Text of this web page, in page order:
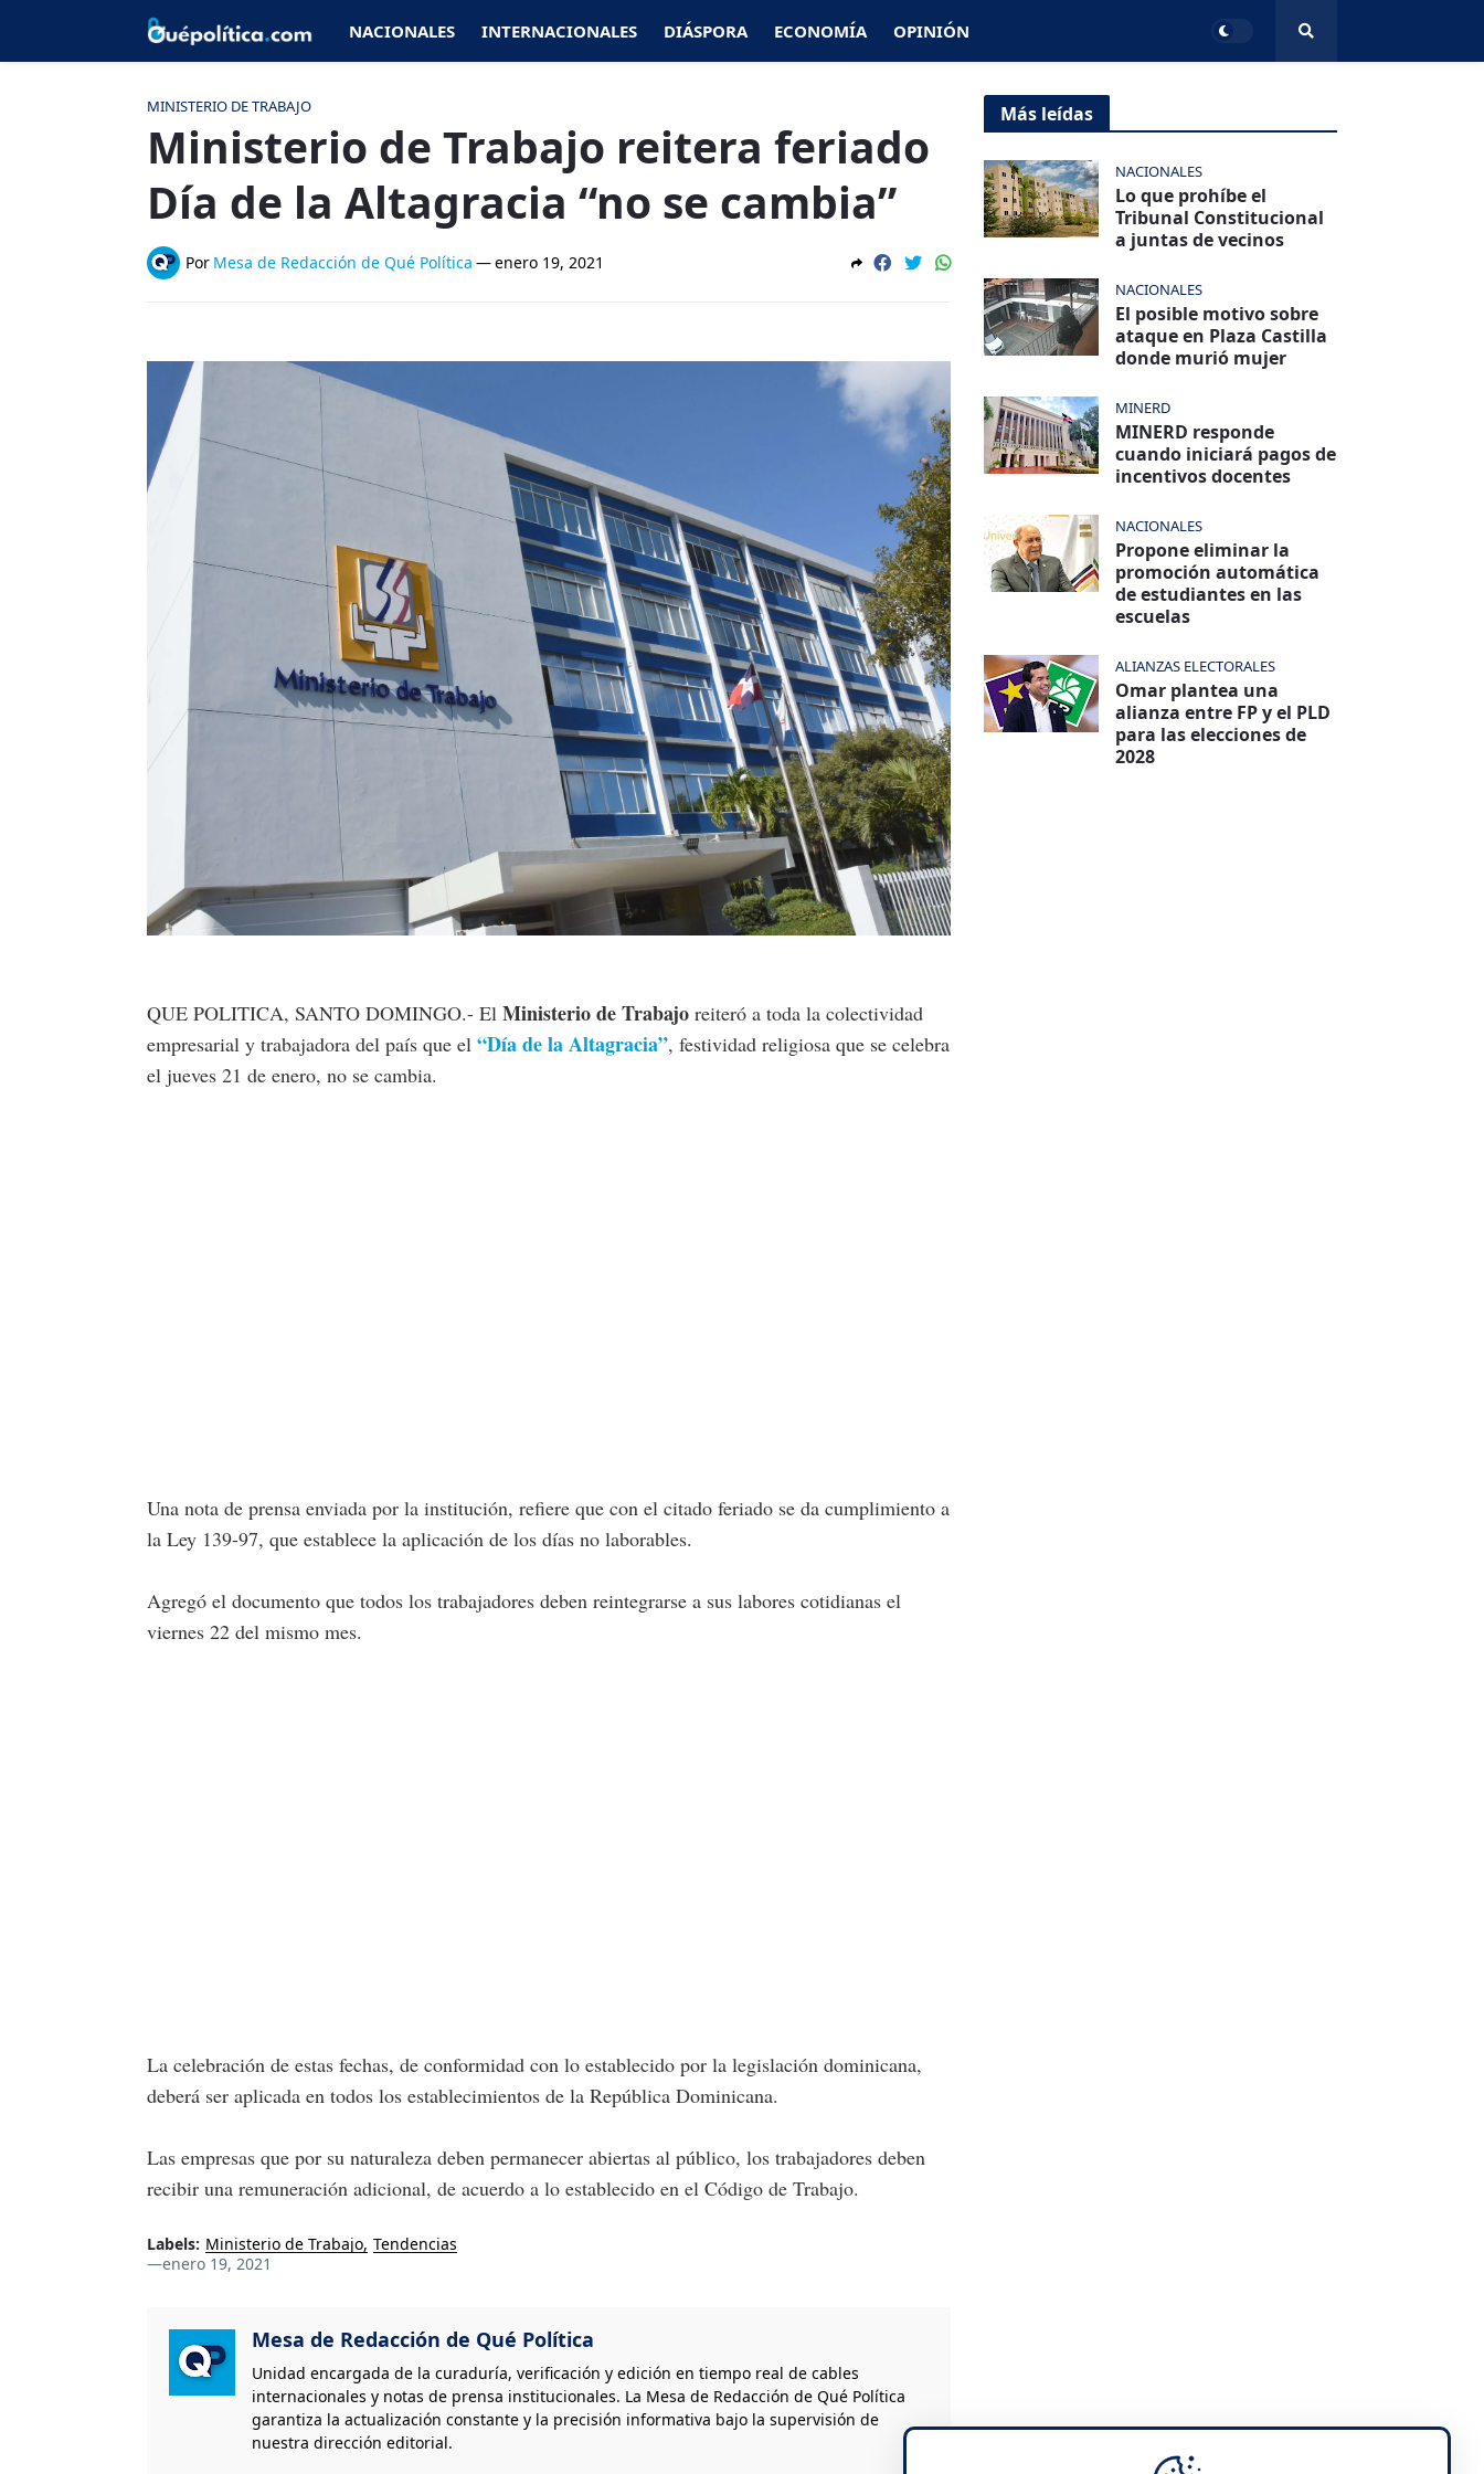
NACIONALES INTERNACIONALES DIÁSPORA ECONOMÍA OPINIÓN
MINISTERIO DE TRABAJO
Ministerio de Trabajo reitera feriado
Día de la Altagracia “no se cambia”
Por Mesa de Redacción de Qué Política —enero 19, 2021
QUE POLITICA, SANTO DOMINGO.- El Ministerio de Trabajo reiteró a toda la colectividad
empresarial y trabajadora del país que el “Día de la Altagracia”, festividad religiosa que se celebra
el jueves 21 de enero, no se cambia.
Una nota de prensa enviada por la institución, refiere que con el citado feriado se da cumplimiento a
la Ley 139-97, que establece la aplicación de los días no laborables.
Agregó el documento que todos los trabajadores deben reintegrarse a sus labores cotidianas el
viernes 22 del mismo mes.
La celebración de estas fechas, de conformidad con lo establecido por la legislación dominicana,
deberá ser aplicada en todos los establecimientos de la República Dominicana.
Las empresas que por su naturaleza deben permanecer abiertas al público, los trabajadores deben
recibir una remuneración adicional, de acuerdo a lo establecido en el Código de Trabajo.
Labels: Ministerio de Trabajo Tendencias
—enero 19, 2021
Mesa de Redacción de Qué Política
Unidad encargada de la curaduría, verificación y edición en tiempo real de cables
internacionales y notas de prensa institucionales. La Mesa de Redacción de Qué Política
garantiza la actualización constante y la precisión informativa bajo la supervisión de
nuestra dirección editorial.
Más leídas
NACIONALES
Lo que prohíbe el
Tribunal Constitucional
a juntas de vecinos
NACIONALES
El posible motivo sobre
ataque en Plaza Castilla
donde murió mujer
MINERD
MINERD responde
cuando iniciará pagos de
incentivos docentes
NACIONALES
Propone eliminar la
promoción automática
de estudiantes en las
escuelas
ALIANZAS ELECTORALES
Omar plantea una
alianza entre FP y el PLD
para las elecciones de
2028